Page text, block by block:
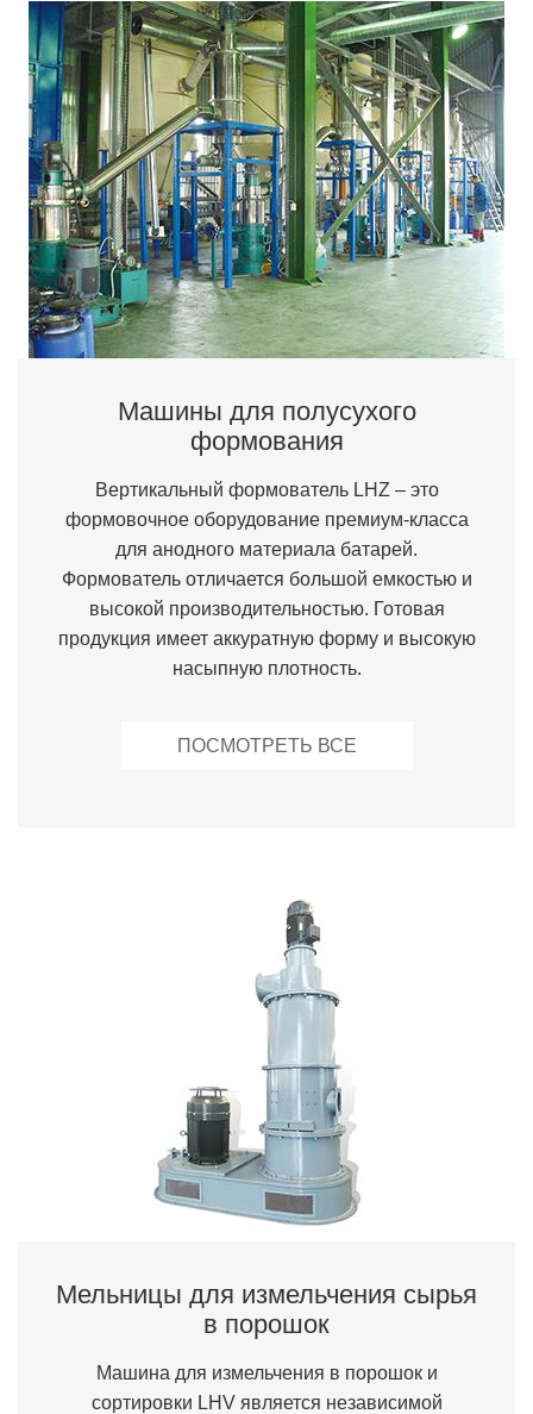
Машины для полусухого
формования
Вертикальный формователь LHZ – это
формовочное оборудование премиум-класса
для анодного материала батарей.
Формователь отличается большой емкостью и
высокой производительностью. Готовая
продукция имеет аккуратную форму и высокую
насыпную плотность.
ПОСМОТРЕТЬ ВСЕ
Мельницы для измельчения сырья
в порошок
Машина для измельчения в порошок и
сортировки LHV является независимой